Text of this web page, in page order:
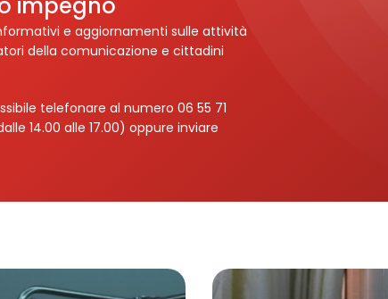
e aggiornamenti sulle attività
della comunicazione e cittadini
telefonare al numero 06 55 71
14.00 alle 17.00) oppure inviare